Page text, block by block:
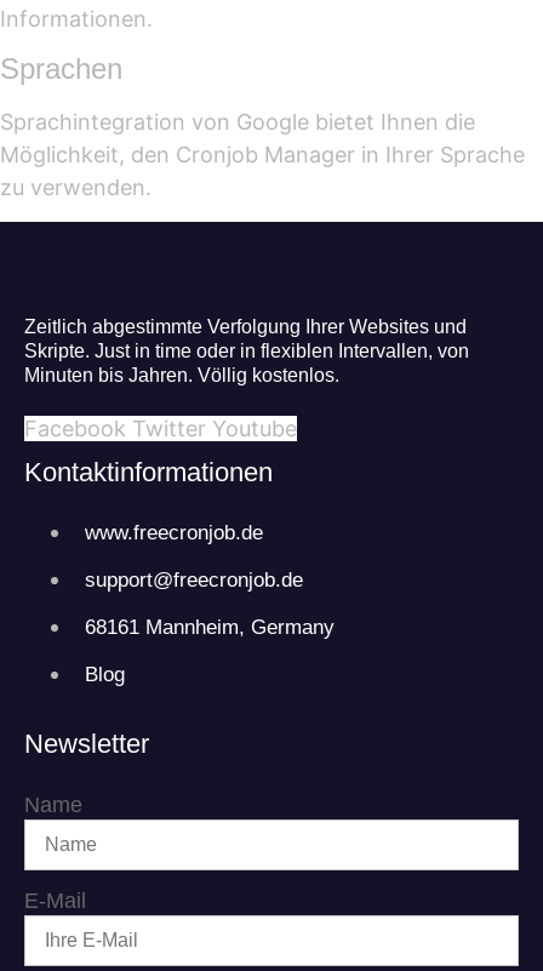
Informationen.
Sprachen
Sprachintegration von Google bietet Ihnen die
Möglichkeit, den Cronjob Manager in Ihrer Sprache
zu verwenden.
Zeitlich abgestimmte Verfolgung Ihrer Websites und
Skripte. Justin time oder in flexiblen Intervallen, von
Minuten bis Jahren. Völlig kostenlos.
Facebook Twitter Youtube
Kontaktinformationen
www.freecronjob.de
support@freecronjob.de
68161 Mannheim, Germany
Blog
Newsletter
Name
E-Mail